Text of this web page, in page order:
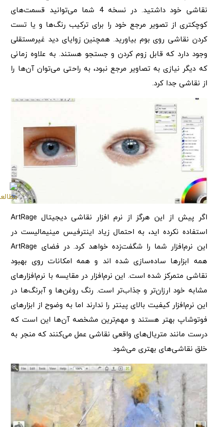
نقاشی خود داشتید. در نسخه 4 شما می‌توانید قسمت‌های
کوچکتری از تصویر مرجع خود را برای ترکیب رنگ‌ها و یا تست
کردن نقاشی روی بوم بیاورید. همچنین زوایای دید غیرمستقلی
وجود دارد که قابل زوم کردن و جستجو هستند. به علاوه زمانی
که دیگر نیازی به تصاویر مرجع نبود، به راحتی می‌توان آن‌ها را
از نقاشی جدا کرد.
اگر پیش از این هرگز از نرم افزار نقاشی دیجیتال ArtRage
استفاده نکرده اید، به احتمال زیاد اینترفیس مینیمالیست در
این نرم‌افزار شما را شگفت‌زده خواهد کرد. در فضای ArtRage
همه ابزارها ساده‌سازی شده اند و همه امکانات روی بهبود
نقاشی متمرکز شده است. این نرم‌افزار در مقایسه با نرم‌افزارهای
مشابه خود ارزان‌تر و جذاب‌تر است. رنگ روغن‌ها و آبرنگ‌ها در
این نرم‌افزار کیفیت بالای پینتر را ندارند اما به وضوح از ابزارهای
فوتوشاپ بهتر هستند و مهم‌ترین مشخصه آن‌ها این است که
درست مانند متریال‌های واقعی نقاشی عمل می‌کنند که منجر به
خلق نقاشی‌های بهتری می‌شود.